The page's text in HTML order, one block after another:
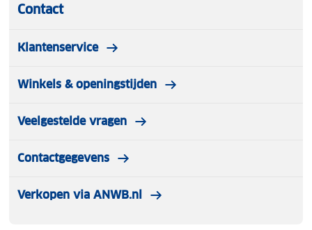
Contact
Klantenservice
Winkels & openingstijden
Veelgestelde vragen
Contactgegevens
Verkopen via ANWB.nl